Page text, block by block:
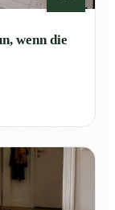
wenn die